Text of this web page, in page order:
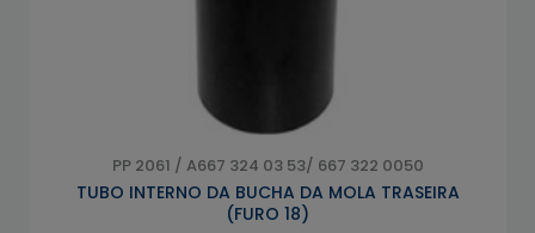
PP 2061 / A667 324 03 53/ 667 322 0050
TUBO INTERNO DA BUCHA DA MOLA TRASEIRA
(FURO 18)